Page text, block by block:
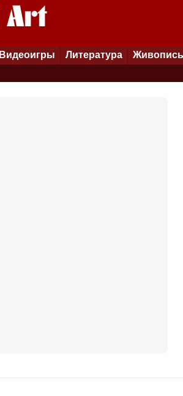
Видеоигры Литература Живопись